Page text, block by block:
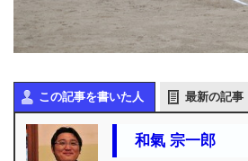
この記事を書いた人 最新の記事
和氣 宗一郎